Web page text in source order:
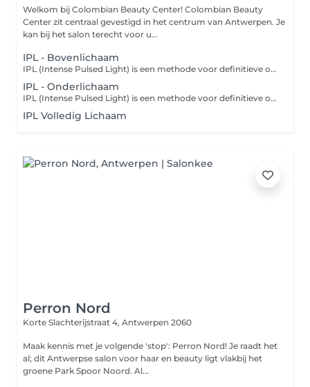
Welkom bij Colombian Beauty Center! Colombian Beauty
Center zit centraal gevestigd in het centrum van Antwerpen. Je
kan bij het salon terecht voor u...
IPL - Bovenlichaam
IPL (Intense Pulsed Light) is een methode voor definitieve ontharing die gebruik maakt van verschillende golflengtes licht. Afhankelijk van je huid, je haar en het te ontharen gebied zijn 6 tot 12 behandelingen nodig om het gewenste resultaat te bereiken. Afhankelijk van de haargroei kunnen de behandelingen om de 4 à 6 weken plaatsvinden.
IPL - Onderlichaam
IPL (Intense Pulsed Light) is een methode voor definitieve ontharing die gebruik maakt van verschillende golflengtes licht. Afhankelijk van je huid, je haar en het te ontharen gebied zijn 6 tot 12 behandelingen nodig om het gewenste resultaat te bereiken. Afhankelijk van de haargroei kunnen de behandelingen om de 4 à 6 weken plaatsvinden. Bij een 'bikinilijn' worden ongewenste haren in je liezen en aan de boven- en zijkanten van het bikinigebied verwijderd. Let op: de genoemde prijs bij bikini en/of bilnaad is een vanaf-prijs. De definitieve prijs is onder andere afhankelijk van je persoonlijke wensen. Het eventuele prijsverschil wordt verrekend in het salon.
IPL Volledig Lichaam
Perron Nord
Korte Slachterijstraat 4, Antwerpen 2060
Maak kennis met je volgende 'stop': Perron Nord! Je raadt het
al; dit Antwerpse salon voor haar en beauty ligt vlakbij het
groene Park Spoor Noord. Al...